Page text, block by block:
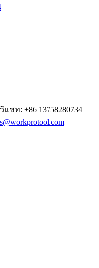
วีแชท: +86 13758280734